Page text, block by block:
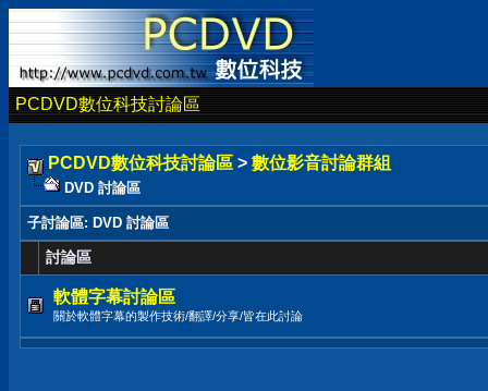
PCDVD數位科技討論區
PCDVD數位科技討論區 > 數位影音討論群組
DVD 討論區
子討論區: DVD 討論區
討論區
軟體字幕討論區
關於軟體字幕的製作技術/翻譯/分享/皆在此討論